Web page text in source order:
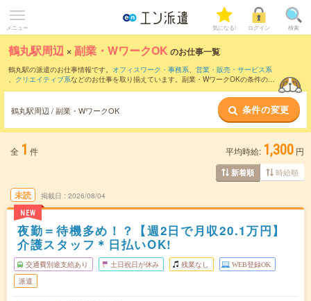
メニュー 気になる! ログイン 検索
鶴丸駅周辺 ×副業・WワークOK のお仕事一覧
鶴丸駅の派遣のお仕事情報です。 オフィスワーク・事務系、 営業・販売・サービス系
、 クリエイティブ系などのお仕事を取り揃えています。副業・WワークOKの条件の他
鶴丸駅周辺 / 副業・WワークOK 条件の変更
全 1 件 平均時給: 1,300 円
新着順 時給順
未読
NEW
掲載日 2026/08/04
夜勤＝待機多め！？【週2日で月収20.1万円】
介護スタッフ＊日払いOK!
交通費別途支給あり 土日祝日が休み 残業なし WEB登録OK
派遣